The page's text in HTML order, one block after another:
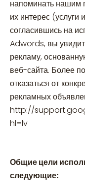
напоминать нашим
их интерес (услуги
согласившись на
Adwords, вы
рекламу,
веб-сайта. Более
отказаться от
рекламных
http://
hl=lv
Общие цели
следующие: